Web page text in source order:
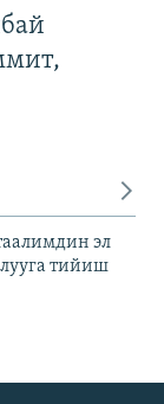
эл
тийиш